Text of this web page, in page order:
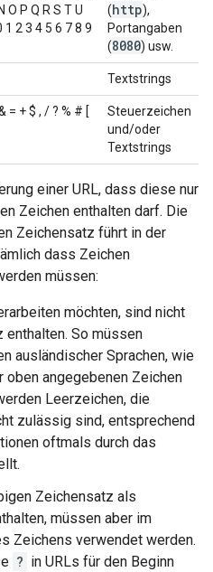
O P Q R S T U
1 2 3 4 5 6 7 8 9
(http),
Portangaben
(8080) usw.
Textstrings
= + $ , / ? % # [
Steuerzeichen
und/oder
Textstrings
einer URL, dass diese nur
Zeichen enthalten darf. Die
Zeichensatz führt in der
dass Zeichen
müssen:
möchten, sind nicht
So müssen
ausländischer Sprachen, wie
oben angegebenen Zeichen
Leerzeichen, die
zulässig sind, entsprechend
oftmals durch das
Zeichensatz als
müssen aber im
Zeichens verwendet werden.
? in URLs für den Beginn